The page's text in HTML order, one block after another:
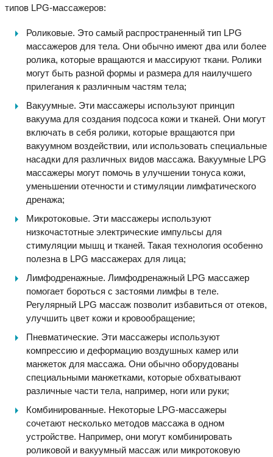
типов LPG-массажеров:
Роликовые. Это самый распространенный тип LPG
массажеров для тела. Они обычно имеют два или более
ролика, которые вращаются и массируют ткани. Ролики
могут быть разной формы и размера для наилучшего
прилегания к различным частям тела;
Вакуумные. Эти массажеры используют принцип
вакуума для создания подсоса кожи и тканей. Они могут
включать в себя ролики, которые вращаются при
вакуумном воздействии, или использовать специальные
насадки для различных видов массажа. Вакуумные LPG
массажеры могут помочь в улучшении тонуса кожи,
уменьшении отечности и стимуляции лимфатического
дренажа;
Микротоковые. Эти массажеры используют
низкочастотные электрические импульсы для
стимуляции мышц и тканей. Такая технология особенно
полезна в LPG массажерах для лица;
Лимфодренажные. Лимфодренажный LPG массажер
помогает бороться с застоями лимфы в теле.
Регулярный LPG массаж позволит избавиться от отеков,
улучшить цвет кожи и кровообращение;
Пневматические. Эти массажеры используют
компрессию и деформацию воздушных камер или
манжеток для массажа. Они обычно оборудованы
специальными манжетками, которые обхватывают
различные части тела, например, ноги или руки;
Комбинированные. Некоторые LPG-массажеры
сочетают несколько методов массажа в одном
устройстве. Например, они могут комбинировать
роликовой и вакуумный массаж или микротоковую